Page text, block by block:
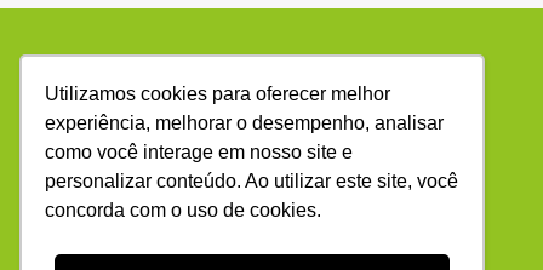
Utilizamos cookies para oferecer melhor
experiência, melhorar o desempenho, analisar
como você interage em nosso site e
personalizar conteúdo. Ao utilizar este site, você
concorda com o uso de cookies.
(34) 3231-2800
R. Bernardino Fonseca, 88 - Gen. Osório -